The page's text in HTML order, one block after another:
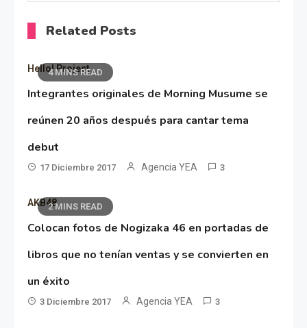
Related Posts
4 MINS READ
Hello! Project
Integrantes originales de Morning Musume se
reúnen 20 años después para cantar tema
debut
17 Diciembre 2017 Agencia YEA 3
2 MINS READ
AKB48
Colocan fotos de Nogizaka 46 en portadas de
libros que no tenían ventas y se convierten en
un éxito
3 Diciembre 2017 Agencia YEA 3